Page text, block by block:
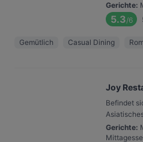
Gerichte:
5.3/6
Gemütlich Casual Dining
Joy
Befindet
Gerichte: